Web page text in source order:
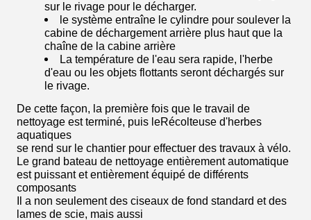
sur le rivage pour le décharger.
le système entraîne le cylindre pour soulever la
cabine de déchargement arrière plus haut que la
chaîne de la cabine arrière
La température de l'eau sera rapide, l'herbe
d'eau ou les objets flottants seront déchargés sur
le rivage.
De cette façon, la première fois que le travail de
nettoyage est terminé, puis leRécolteuse d'herbes
aquatiques
se rend sur le chantier pour effectuer des travaux à vélo.
Le grand bateau de nettoyage entièrement automatique
est puissant et entièrement équipé de différents
composants
Il a non seulement des ciseaux de fond standard et des
lames de scie, mais aussi